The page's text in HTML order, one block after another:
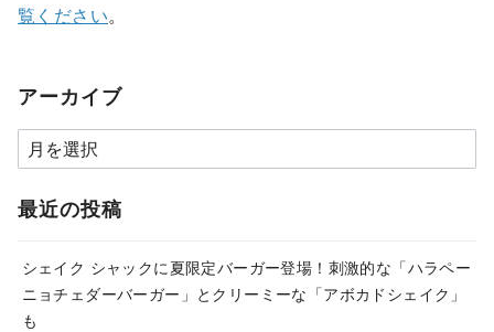
覧ください。
アーカイブ
ア
ー
カ
ブ
最近の投稿
シェイク シャックに夏限定バーガー登場！刺激的な「ハラペー
ニョチェダーバーガー」とクリーミーな「アボカドシェイク」
も